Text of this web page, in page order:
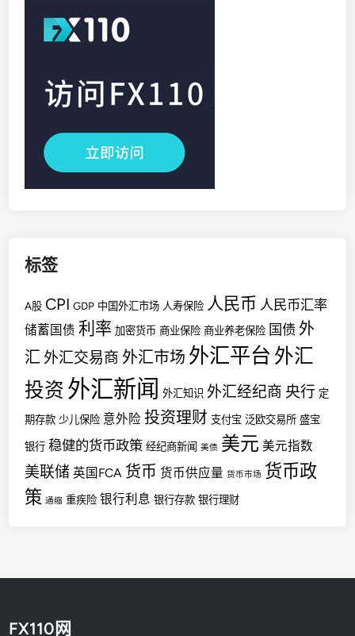
标签
A股 CPI GDP 中国外汇市场 人寿保险 人民币 人民币汇率
储蓄国债 利率 加密货币 商业保险 商业养老保险 国债 外
汇 外汇交易商 外汇市场 外汇平台 外汇
投资 外汇新闻 外汇知识 外汇经纪商 央行 定
期存款 少儿保险 意外险 投资理财 支付宝 泛欧交易所 盛宝
银行 稳健的货币政策 经纪商新闻 美债 美元 美元指数
美联储 英国FCA 货币 货币供应量 货币市场 货币政
策 通缩 重疾险 银行利息 银行存款 银行理财
FX110网